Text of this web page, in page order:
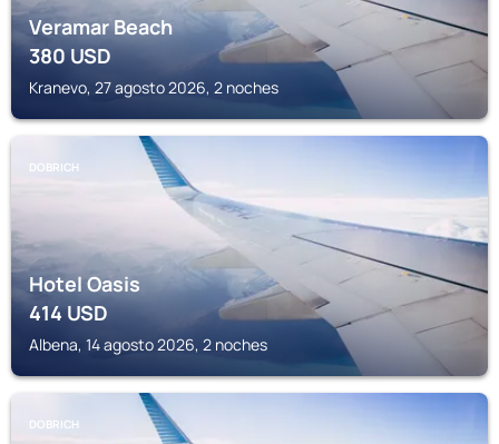
Veramar Beach
380USD
Kranevo, 27 agosto 2026, 2 noches
DOBRICH
Hotel Oasis
414USD
Albena, 14 agosto 2026, 2 noches
DOBRICH